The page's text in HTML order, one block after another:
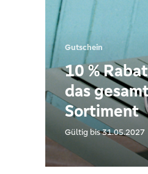
Gutschein
10 %
das
Sortiment
Gültig bis 31.05.2027